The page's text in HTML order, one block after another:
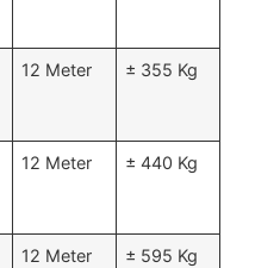
12 Meter ± 355 Kg
12 Meter ± 440 Kg
12 Meter ± 595 Kg